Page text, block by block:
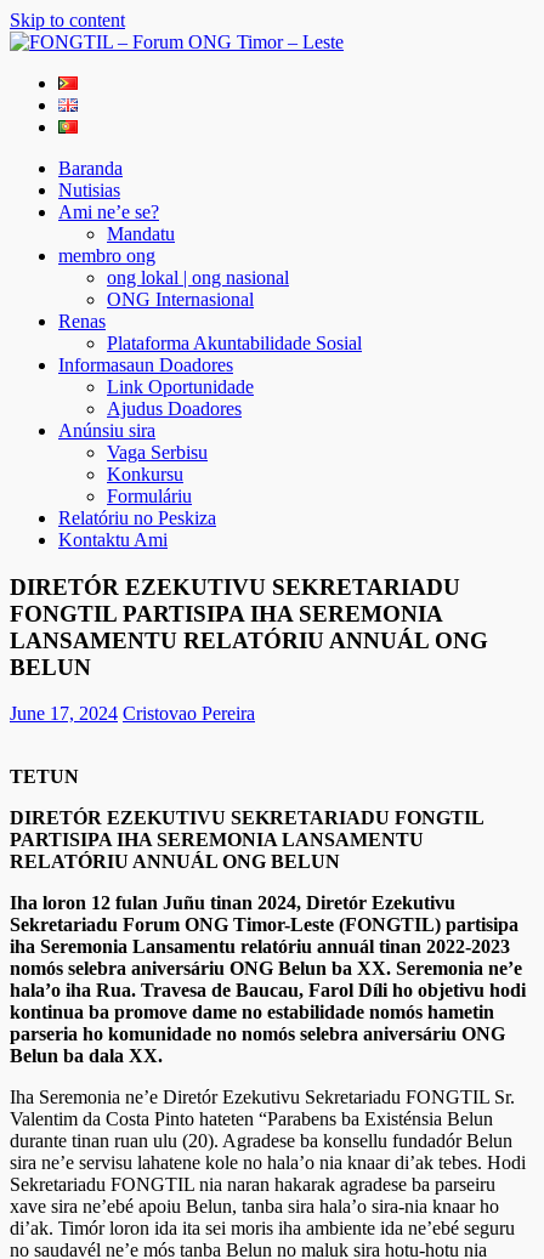
Skip to content
FONGTIL – Forum ONG Timor – Leste
Just another WordPress site
Baranda
Nutisias
Ami ne’e se?
Mandatu
membro ong
ong lokal | ong nasional
ONG Internasional
Renas
Plataforma Akuntabilidade Sosial
Informasaun Doadores
Link Oportunidade
Ajudus Doadores
Anúnsiu sira
Vaga Serbisu
Konkursu
Formuláriu
Relatóriu no Peskiza
Kontaktu Ami
DIRETÓR EZEKUTIVU SEKRETARIADU
FONGTIL PARTISIPA IHA SEREMONIA
LANSAMENTU RELATÓRIU ANNUÁL ONG
BELUN
June 17, 2024 Cristovao Pereira
TETUN
DIRETÓR EZEKUTIVU SEKRETARIADU FONGTIL
PARTISIPA IHA SEREMONIA LANSAMENTU
RELATÓRIU ANNUÁL ONG BELUN
Iha loron 12 fulan Juñu tinan 2024, Diretór Ezekutivu
Sekretariadu Forum ONG Timor-Leste (FONGTIL) partisipa
iha Seremonia Lansamentu relatóriu annuál tinan 2022-2023
nomós selebra aniversáriu ONG Belun ba XX. Seremonia ne’e
hala’o iha Rua. Travesa de Baucau, Farol Díli ho objetivu hodi
kontinua ba promove dame no estabilidade nomós hametin
parseria ho komunidade no nomós selebra aniversáriu ONG
Belun ba dala XX.
Iha Seremonia ne’e Diretór Ezekutivu Sekretariadu FONGTIL Sr.
Valentim da Costa Pinto hateten “Parabens ba Existénsia Belun
durante tinan ruan ulu (20). Agradese ba konsellu fundadór Belun
sira ne’e servisu lahatene kole no hala’o nia knaar di’ak tebes. Hodi
Sekretariadu FONGTIL nia naran hakarak agradese ba parseiru
xave sira ne’ebé apoiu Belun, tanba sira hala’o sira-nia knaar ho
di’ak. Timór loron ida ita sei moris iha ambiente ida ne’ebé seguru
no saudavél ne’e mós tanba Belun no maluk sira hotu-hotu nia